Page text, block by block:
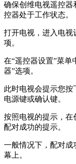
确保创维电视遥控器
控器处于工作状态。
打开电视，进入电视
项。
在“遥控器设置”菜单
器”选项。
此时电视会提示您
电源键或确认键。
按照电视的提示，在
配对成功的提示。
一般情况下，配对成
幕上。